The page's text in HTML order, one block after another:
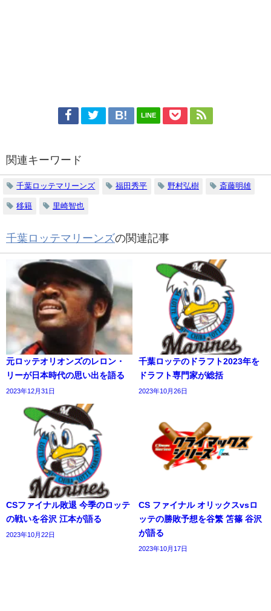
LINE
関連キーワード
千葉ロッテマリーンズ 福田秀平 野村弘樹 斎藤明雄
移籍 里崎智也
千葉ロッテマリーンズの関連記事
元ロッテオリオンズのレロン・
リーが日本時代の思い出を語る
2023年12月31日
千葉ロッテのドラフト2023年を
ドラフト専門家が総括
2023年10月26日
CSファイナル敗退 今季のロッテ
の戦いを谷沢 江本が語る
2023年10月22日
CS ファイナル オリックスvsロ
ッテの勝敗予想を谷繁 笘篠 谷沢
が語る
2023年10月17日